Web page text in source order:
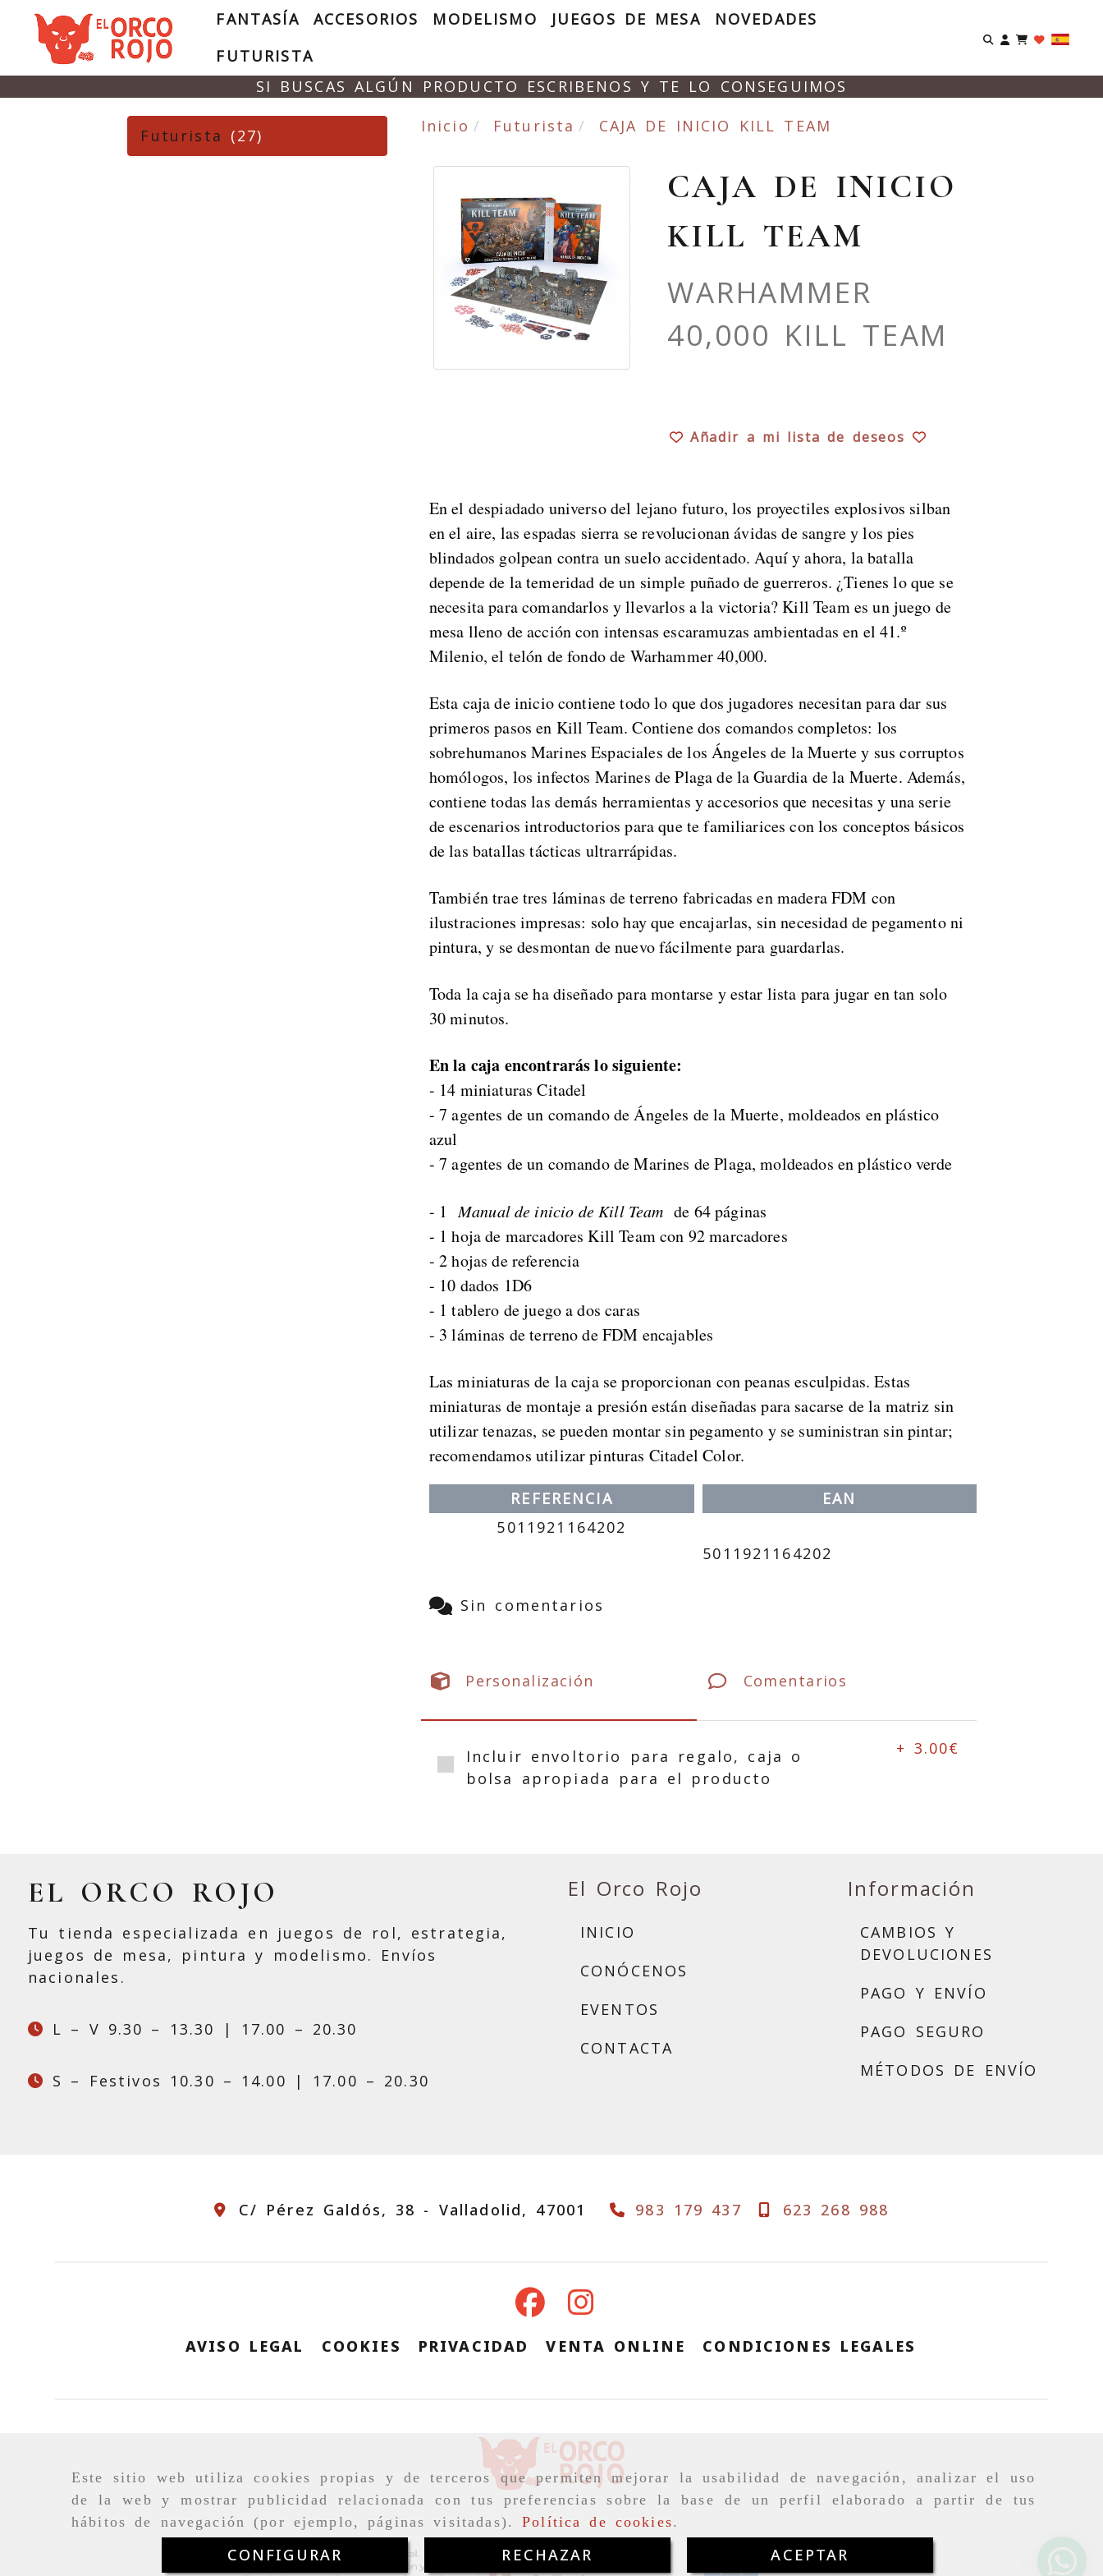
Este sitio web utiliza cookies propias y de terceros que permiten mejorar la usabilidad de navegación, analizar el uso
de la web y mostrar publicidad relacionada con tus preferencias sobre la base de un perfil elaborado a partir de tus
hábitos de navegación (por ejemplo, páginas visitadas).Política de cookies.
CONFIGURAR RECHAZAR ACEPTAR
FANTASÍA ACCESORIOS MODELISMO JUEGOS DE MESA
NOVEDADES
FUTURISTA
SI BUSCAS ALGÚN PRODUCTO ESCRIBENOS Y TE LO CONSEGUIMOS
Futurista (27) Inicio Futurista CAJA DE INICIO KILL TEAM
CAJA DE INICIO
KILL TEAM
WARHAMMER
40,000 KILL TEAM
Añadir a mi lista de deseos
En el despiadado universo del lejano futuro, los proyectiles explosivos silban
en el aire, las espadas sierra se revolucionan ávidas de sangre y los pies
blindados golpean contra un suelo accidentado. Aquí y ahora, la batalla
depende de la temeridad de un simple puñado de guerreros. ¿Tienes lo que se
necesita para comandarlos y llevarlos a la victoria? Kill Team es un juego de
mesa lleno de acción con intensas escaramuzas ambientadas en el 41.º
Milenio, el telón de fondo de Warhammer 40,000.
Esta caja de inicio contiene todo lo que dos jugadores necesitan para dar sus
primeros pasos en Kill Team. Contiene dos comandos completos: los
sobrehumanos Marines Espaciales de los Ángeles de la Muerte y sus corruptos
homólogos, los infectos Marines de Plaga de la Guardia de la Muerte. Además,
contiene todas las demás herramientas y accesorios que necesitas y una serie
de escenarios introductorios para que te familiarices con los conceptos básicos
de las batallas tácticas ultrarrápidas.
También trae tres láminas de terreno fabricadas en madera FDM con
ilustraciones impresas: solo hay que encajarlas, sin necesidad de pegamento ni
pintura, y se desmontan de nuevo fácilmente para guardarlas.
Toda la caja se ha diseñado para montarse y estar lista para jugar en tan solo
30 minutos.
En la caja encontrarás lo siguiente:
- 14 miniaturas Citadel
- 7 agentes de un comando de Ángeles de la Muerte, moldeados en plástico
azul
- 7 agentes de un comando de Marines de Plaga, moldeados en plástico verde
- 1 Manual de inicio de Kill Team de 64 páginas
- 1 hoja de marcadores Kill Team con 92 marcadores
- 2 hojas de referencia
- 10 dados 1D6
- 1 tablero de juego a dos caras
- 3 láminas de terreno de FDM encajables
Las miniaturas de la caja se proporcionan con peanas esculpidas. Estas
miniaturas de montaje a presión están diseñadas para sacarse de la matriz sin
utilizar tenazas, se pueden montar sin pegamento y se suministran sin pintar;
recomendamos utilizar pinturas Citadel Color.
REFERENCIA
5011921164202
EAN
5011921164202
Sin comentarios
Personalización Comentarios
Incluir envoltorio para regalo, caja o
bolsa apropiada para el producto
+ 3.00€
EL ORCO ROJO
Tu tienda especializada en juegos de rol, estrategia,
juegos de mesa, pintura y modelismo. Envíos
nacionales.
L – V 9.30 – 13.30 | 17.00 – 20.30
S – Festivos 10.30 – 14.00 | 17.00 – 20.30
El Orco Rojo
INICIO
CONÓCENOS
EVENTOS
CONTACTA
Información
CAMBIOS Y
DEVOLUCIONES
PAGO Y ENVÍO
PAGO SEGURO
MÉTODOS DE ENVÍO
C/ Pérez Galdós, 38 - Valladolid, 47001 983 179 437 623 268 988
AVISO LEGAL COOKIES PRIVACIDAD VENTA ONLINE CONDICIONES LEGALES